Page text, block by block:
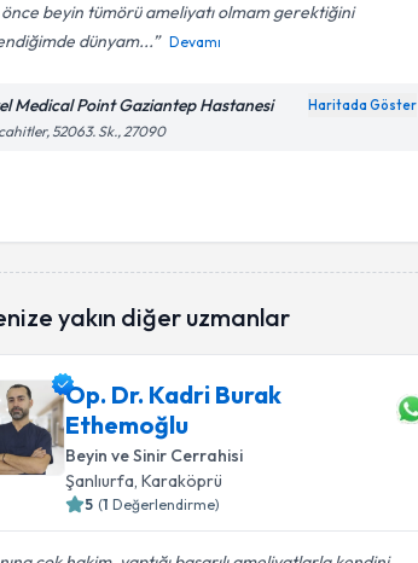
beyin tümörü ameliyatı olmam gerektiğini
dünyam...
Devamı
Medical Point Gaziantep Hastanesi Haritada Göster
52063. Sk., 27090
yakın diğer uzmanlar
Op. Dr. Kadri Burak
Ethemoğlu
Beyin ve Sinir Cerrahisi
Şanlıurfa , Karaköprü
5 (1 Değerlendirme)